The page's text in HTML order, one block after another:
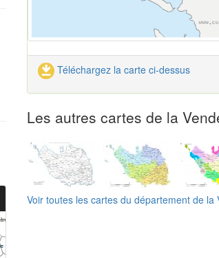
Téléchargez la carte ci-dessus
Les autres cartes de la
Voir toutes les cartes du département de la